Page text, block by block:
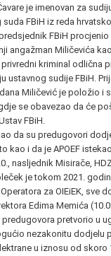
je imenovan za
suda FBiH iz reda
FBiH procjenio
angažman Miličevića
kriminal odlična
ustavnog sudije FBiH.
Miličević je položio i
se obavezao da će
FBiH.
da su predugovori
kao i da je APOEF istekao
nasljednik Misirače,
je tokom 2021.
za OIEiEK, sve
Edima Memića
predugovora pretvorio u
nezakonitu dodjelu
u iznosu od skoro